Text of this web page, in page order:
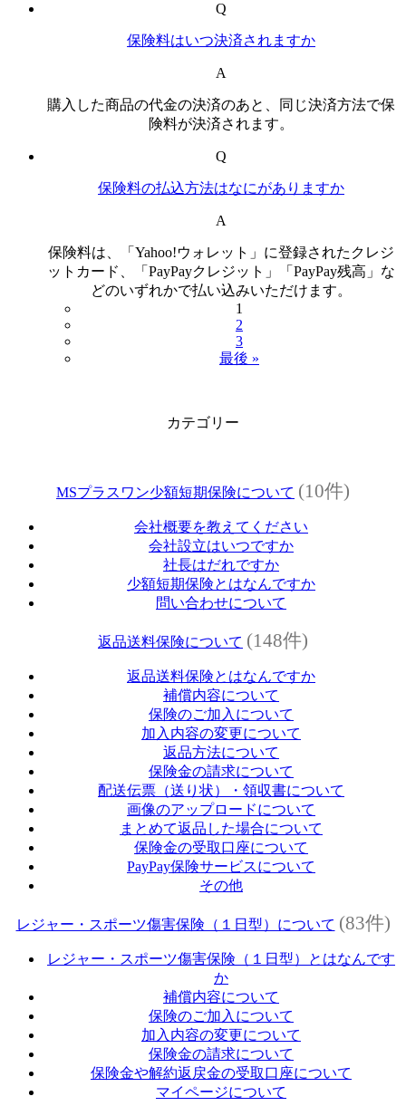
Q
保険料はいつ決済されますか
A
購入した商品の代金の決済のあと、同じ決済方法で保
険料が決済されます。
Q
保険料の払込方法はなにがありますか
A
保険料は、「Yahoo!ウォレット」に登録されたクレジ
ットカード、「PayPayクレジット」「PayPay残高」な
どのいずれかで払い込みいただけます。
1
2
3
最後 »
カテゴリー
MSプラスワン少額短期保険について (10件)
会社概要を教えてください
会社設立はいつですか
社長はだれですか
少額短期保険とはなんですか
問い合わせについて
返品送料保険について (148件)
返品送料保険とはなんですか
補償内容について
保険のご加入について
加入内容の変更について
返品方法について
保険金の請求について
配送伝票（送り状）・領収書について
画像のアップロードについて
まとめて返品した場合について
保険金の受取口座について
PayPay保険サービスについて
その他
レジャー・スポーツ傷害保険（１日型）について (83件)
レジャー・スポーツ傷害保険（１日型）とはなんです
か
補償内容について
保険のご加入について
加入内容の変更について
保険金の請求について
保険金や解約返戻金の受取口座について
マイページについて